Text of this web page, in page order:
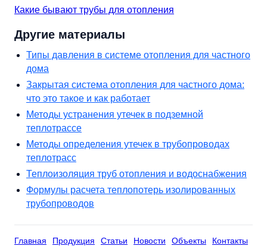
Какие бывают трубы для отопления
Другие материалы
Типы давления в системе отопления для частного
дома
Закрытая система отопления для частного дома:
что это такое и как работает
Методы устранения утечек в подземной
теплотрассе
Методы определения утечек в трубопроводах
теплотрасс
Теплоизоляция труб отопления и водоснабжения
Формулы расчета теплопотерь изолированных
трубопроводов
Главная Продукция Статьи Новости Объекты Контакты